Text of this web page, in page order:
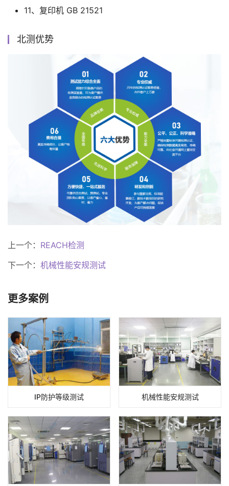
11、复印机 GB 21521
北测优势
上一个： REACH检测
下一个： 机械性能安规测试
更多案例
IP防护等级测试 机械性能安规测试